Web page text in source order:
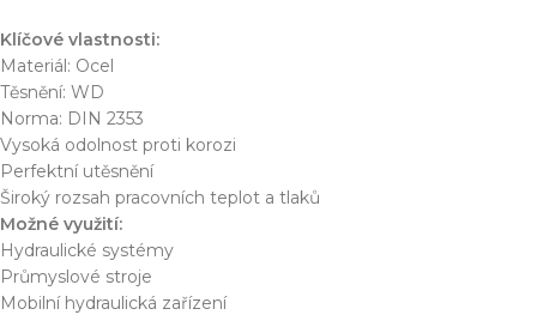
Klíčové vlastnosti:
Materiál: Ocel
Těsnění: WD
Norma: DIN 2353
Vysoká odolnost proti korozi
Perfektní utěsnění
Široký rozsah pracovních teplot a tlaků
Možné využití:
Hydraulické systémy
Průmyslové stroje
Mobilní hydraulická zařízení